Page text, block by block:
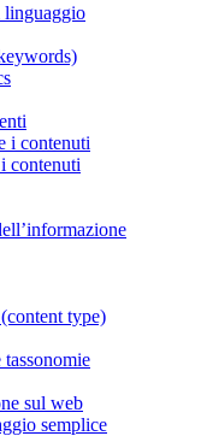
linguaggio
i contenuti
contenuti
type)
sul web
semplice